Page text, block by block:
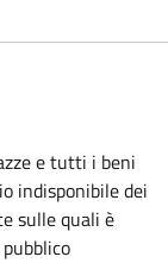
e tutti i beni
indisponibile dei
sulle quali è